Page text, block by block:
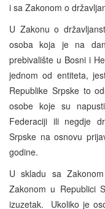
i sa Zakonom o
U Zakonu o
osoba koja je na
prebivalište u Bosni i
jednom od entiteta,
Republike Srpske to
osobe koje su
Federaciji ili negdje
Srpske na osnovu
godine.
U skladu sa
Zakonom u Republici
izuzetak. Ukoliko je